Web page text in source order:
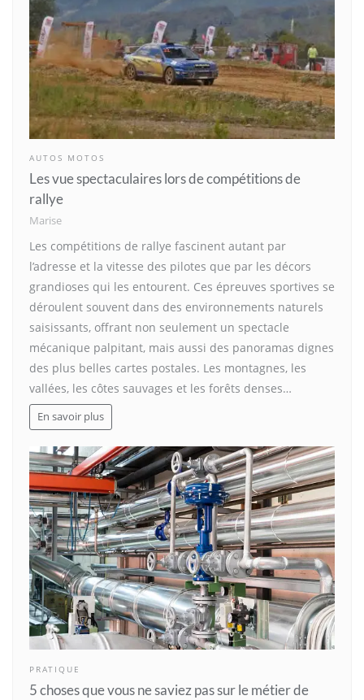
AUTOS MOTOS
Les vue spectaculaires lors de compétitions de
rallye
Marise
Les compétitions de rallye fascinent autant par
l’adresse et la vitesse des pilotes que par les décors
grandioses qui les entourent. Ces épreuves sportives se
déroulent souvent dans des environnements naturels
saisissants, offrant non seulement un spectacle
mécanique palpitant, mais aussi des panoramas dignes
des plus belles cartes postales. Les montagnes, les
vallées, les côtes sauvages et les forêts denses…
En savoir plus
PRATIQUE
5 choses que vous ne saviez pas sur le métier de